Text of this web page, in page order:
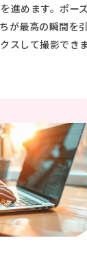
進めます。ポー
が最高の瞬間を
スして撮影できま